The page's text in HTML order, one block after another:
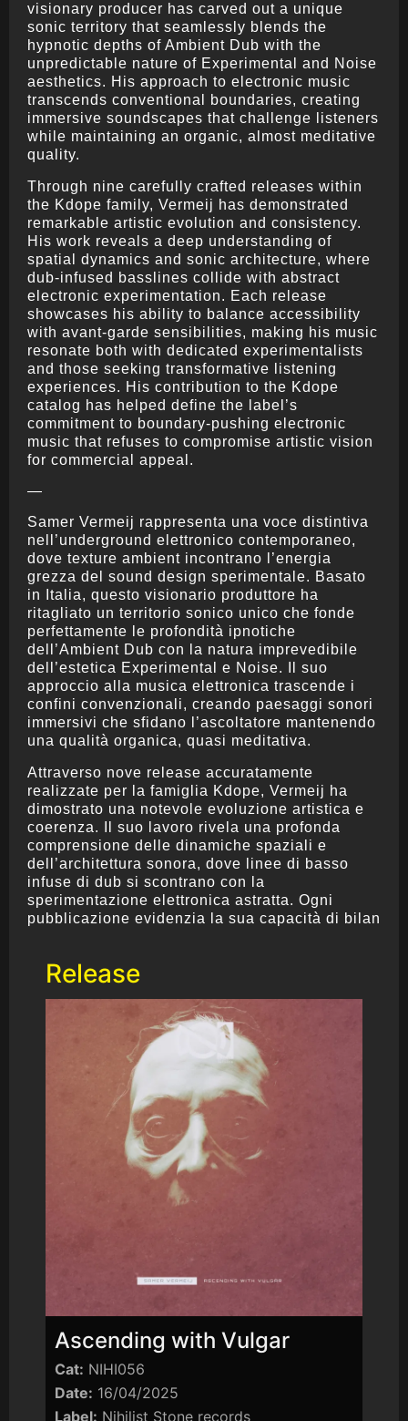
visionary producer has carved out a unique
sonic territory that seamlessly blends the
hypnotic depths of Ambient Dub with the
unpredictable nature of Experimental and Noise
aesthetics. His approach to electronic music
transcends conventional boundaries, creating
immersive soundscapes that challenge listeners
while maintaining an organic, almost meditative
quality.
Through nine carefully crafted releases within
the Kdope family, Vermeij has demonstrated
remarkable artistic evolution and consistency.
His work reveals a deep understanding of
spatial dynamics and sonic architecture, where
dub-infused basslines collide with abstract
electronic experimentation. Each release
showcases his ability to balance accessibility
with avant-garde sensibilities, making his music
resonate both with dedicated experimentalists
and those seeking transformative listening
experiences. His contribution to the Kdope
catalog has helped define the label’s
commitment to boundary-pushing electronic
music that refuses to compromise artistic vision
for commercial appeal.
—
Samer Vermeij rappresenta una voce distintiva
nell’underground elettronico contemporaneo,
dove texture ambient incontrano l’energia
grezza del sound design sperimentale. Basato
in Italia, questo visionario produttore ha
ritagliato un territorio sonico unico che fonde
perfettamente le profondità ipnotiche
dell’Ambient Dub con la natura imprevedibile
dell’estetica Experimental e Noise. Il suo
approccio alla musica elettronica trascende i
confini convenzionali, creando paesaggi sonori
immersivi che sfidano l’ascoltatore mantenendo
una qualità organica, quasi meditativa.
Attraverso nove release accuratamente
realizzate per la famiglia Kdope, Vermeij ha
dimostrato una notevole evoluzione artistica e
coerenza. Il suo lavoro rivela una profonda
comprensione delle dinamiche spaziali e
dell’architettura sonora, dove linee di basso
infuse di dub si scontrano con la
sperimentazione elettronica astratta. Ogni
pubblicazione evidenzia la sua capacità di bilan
Release
Ascending with Vulgar
Cat: NIHI056
Date: 16/04/2025
Label: Nihilist Stone records